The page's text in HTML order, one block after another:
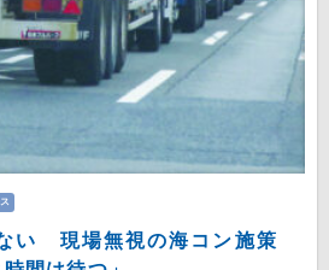
い 現場無視の海コン施策